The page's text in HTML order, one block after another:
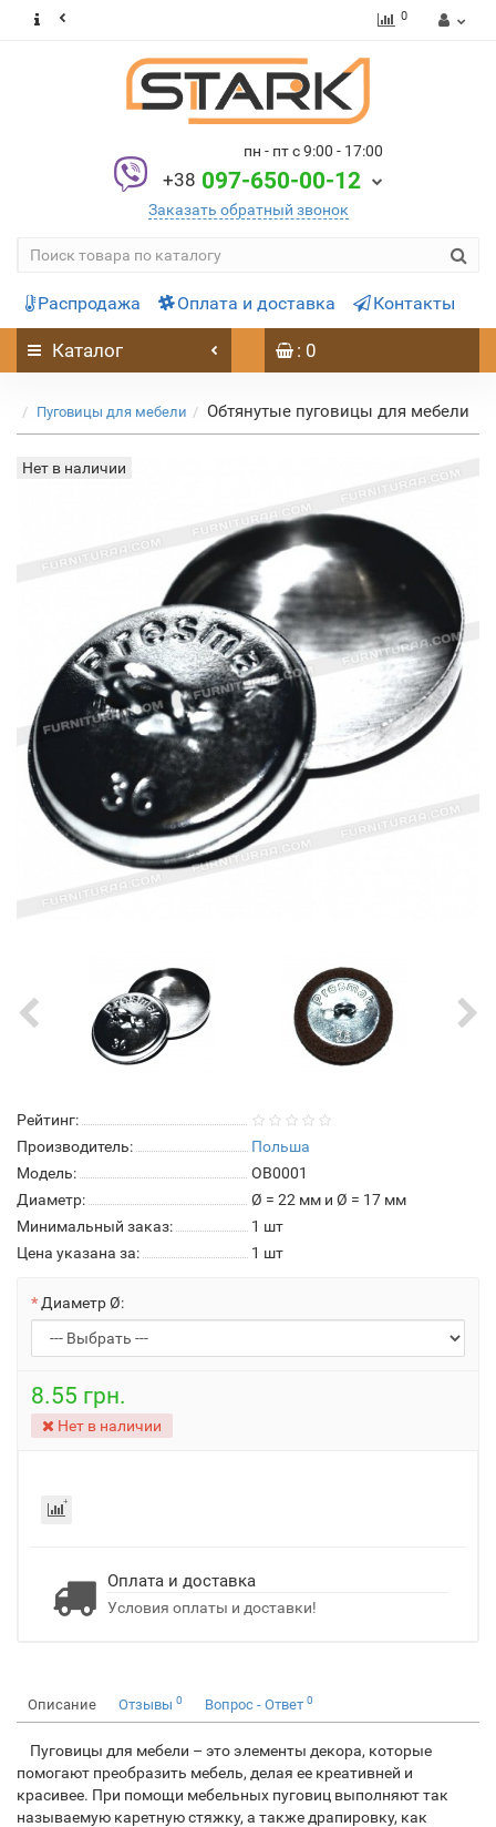
0
пн - пт с 9:00 - 17:00
+38 097-650-00-12
Заказать обратный звонок
Распродажа Оплата и доставка Контакты
Каталог : 0
Пуговицы для мебели Обтянутые пуговицы для мебели
Нет в наличии
Рейтинг:
Производитель:
Польша
Модель:
OB0001
Диаметр:
Ø = 22 мм и Ø = 17 мм
Минимальный заказ:
1 шт
Цена указана за:
1 шт
Диаметр Ø:
8.55 грн.
Нет в наличии
Оплата и доставка
Условия оплаты и доставки!
Описание Отзывы 0 Вопрос - Ответ 0
Пуговицы для мебели – это элементы декора, которые
помогают преобразить мебель, делая ее креативней и
красивее. При помощи мебельных пуговиц выполняют так
называемую каретную стяжку, а также драпировку, как